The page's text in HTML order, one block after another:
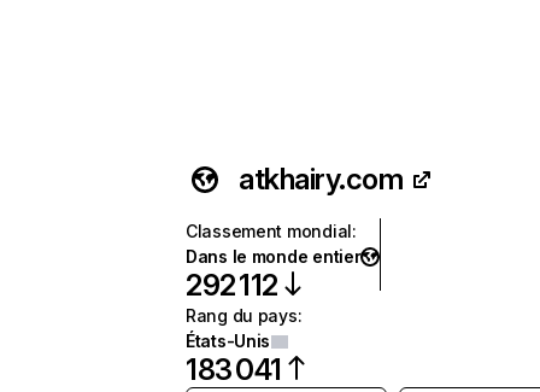
atkhairy.com
Classement mondial:
Dans le monde entier
292 112
Rang du pays:
États-Unis
183 041